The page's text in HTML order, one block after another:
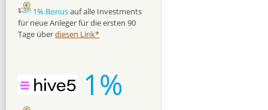
1% Bonusauf alle Investments
für neue Anleger für die ersten 90
Tage überdiesen Link*
1%